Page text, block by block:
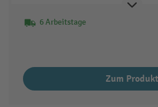
Doppelstabmattenzaun –
6 Arbeitstage
Zum Produkt